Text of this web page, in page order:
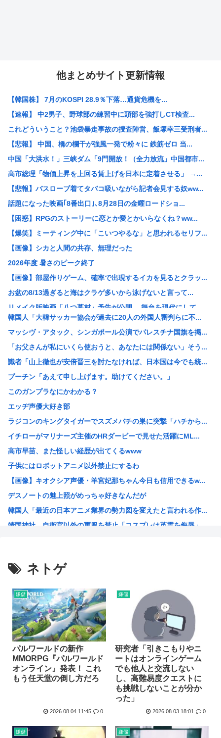
他まとめサイト更新情報
【韓国株】 7月のKOSPI 28.9％下落…通貨危機を...
【速報】 中2男子、野球部の練習中に頭部を強打しCT検査...
これどういうこと？池袋暴走事故の捜査陣営、飯塚幸三受刑者...
【悲報】 中国、橋の欄干が強風一発で粉々に 鉄筋ゼロ 当...
中国「大洪水！」三峡ダム「9門開放！（全力放流」中国都市...
高市総理「物価上昇を上回る賃上げを日本に定着させる」 →...
【悲報】バスローブ着てタバコ吸いながら記者会見する奴ww...
話題になった映画｢8番出口｣､8月28日の金曜ロードショ...
【困惑】RPGのストーリーに恋とか愛とかいらなくね？ww...
【爆笑】ミーティング中に「こいつやるな」と思われるセリフ...
【画像】シカと人間の共存、無理だった
2026年度 暑さのピーク終了
【画像】部屋作りゲーム、確率で出現するイカを見るとクラッ...
お盆の8/13過ぎると海はクラゲ多いから泳げないと言って...
リメイク版映画「八つ墓村」予告が公開、 舞台を現代にして...
【疑問】葬式←まぁわかる 四十九日←いらねぇだろ
【画像】ツレがこんなラスボスみたいな痛服で街歩くって聞か...
「蒼穹のファフナー」とかいうロボットアニメ
【画像】こういうブラに乳首ひっかけてる女の子ｗｗｗ
【画像】まんさん「貧乳だから男水着で市民プールいったら周...
【朗報】誤って脳幹を摘出された女性､重篤な植物状態だが､...
X、収益化が9/7に終わるwww
VTuberさん、祖母の「家族だけの一日葬」をした結果ｗ...
【悲報】休日BBQ上司さん「ワイくん！焼肉のタレ買ってき...
【衝撃】ハンターハンターの新能力「ムテキング」、ガチで最...
【悲報】ハンターハンターの新能力「ムテキング」、ガチで最...
【悲報】理系女子「ガンダムってさぁ、頭の“バルカン”意味...
【悲報】吉岡里帆、アドリブで俳優の手を取りおっぱいに押し...
【クレーマー】「研いでもらったら刃が1mm小さくなった」...
韓国人「大韓サッカー協会が過去に20人の外国人審判らに不...
マッシヴ・アタック、シンガポール公演でパレスチナ国旗を掲...
「お父さんが私にいくら使おうと、あなたには関係ない」そう...
識者「山上徹也が安倍晋三を討たなければ、日本国は今でも統...
プーチン「あえて申し上げます。助けてください。」
このガンプラなにかわかる？
エッヂ声優大好き部
ラジコンのキングタイガーでスズメバチの巣に突撃「ハチから...
イチローがマリナーズ主催のHRダービーで見せた活躍にML...
高市早苗、また怪しい経歴が出てくるwww
子供にはロボットアニメ以外禁止にするわ
【画像】キオクシア声優・羊宮妃那ちゃん今日も信用できるw...
デスノートの魅上照がめっちゃ好きなんだが
韓国人「最近の日本アニメ業界の勢力図を変えたと言われる作...
靖国神社、自衛官以外の軍服を禁止「コスプレは英霊を侮辱」
ダンジョン飯のキャラいい子ばっかりでほんとに癒される
さもしい熊本県民「食事、ベッド、エアコン」を政府に切望。
韓国がサッカーの審判を買収したのはガチだった！ 審判を性...
【緊急速報】信用声優の羊宮妃那さん…
靖国神社、軍服コスプレでの参拝を禁止へ
【高市】トランプ「イランが核入手したら2分でイタリア滅亡...
ハンターハンター今何やってるかわからないWWW
5年前お前ら「AIイラストすげぇ！これもう人間のイラスト...
韓国人「台風で品不足になった沖縄のスーパーに行ってみたら...
海外「日本のこの場所は現実とは思えないレベルで美しい…！...
ネトゲ
嫌儲
パルワールドの新作
MMORPG『パルワールド
オンライン』発表！ これ
もう任天堂の倒し方だろ
2026.08.04 11:45 0
嫌儲
研究者「引きこもりやニ
ートはオンラインゲーム
でも他人と交流しない
し、高難易度クエストに
も挑戦しないことが分か
った」
2026.08.03 18:01 0
嫌儲 嫌儲